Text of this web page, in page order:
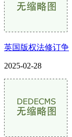
英国版权法修订争
2025-02-28